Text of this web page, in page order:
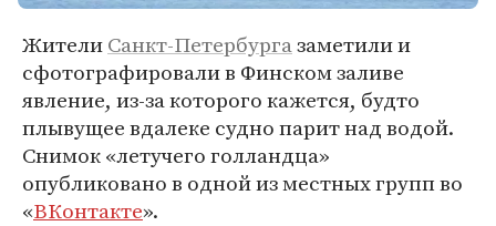
ЖителиСанкт-Петербургазаметили и
сфотографировали в Финском заливе
явление, из-за которого кажется, будто
плывущее вдалеке судно парит над водой.
Снимок «летучего голландца»
опубликовано в одной из местных групп во
«ВКонтакте».